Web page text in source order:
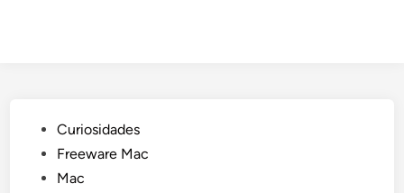
Publicado
en
Curiosidades
Freeware Mac
Mac